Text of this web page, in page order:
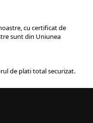
cu certificat de
sunt din Uniunea
de plati total securizat.